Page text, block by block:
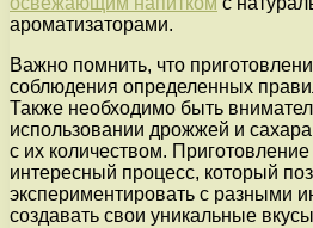
ароматизаторами.
Важно помнить, что
соблюдения определенных
Также необходимо быть
использовании дрожжей и
с их количеством.
интересный процесс, который
экспериментировать с разными
создавать свои уникальные